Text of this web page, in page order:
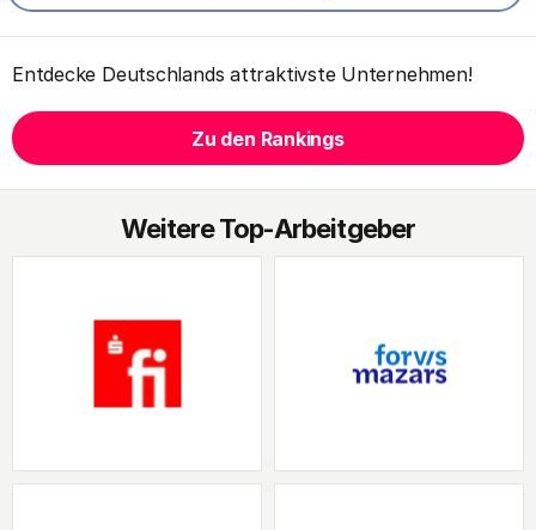
Entdecke Deutschlands attraktivste Unternehmen!
Zu den Rankings
Weitere Top-Arbeitgeber